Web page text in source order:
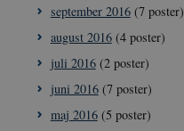
september 2016(7 poster)
august 2016(4 poster)
juli 2016(2 poster)
juni 2016(7 poster)
maj 2016(5 poster)